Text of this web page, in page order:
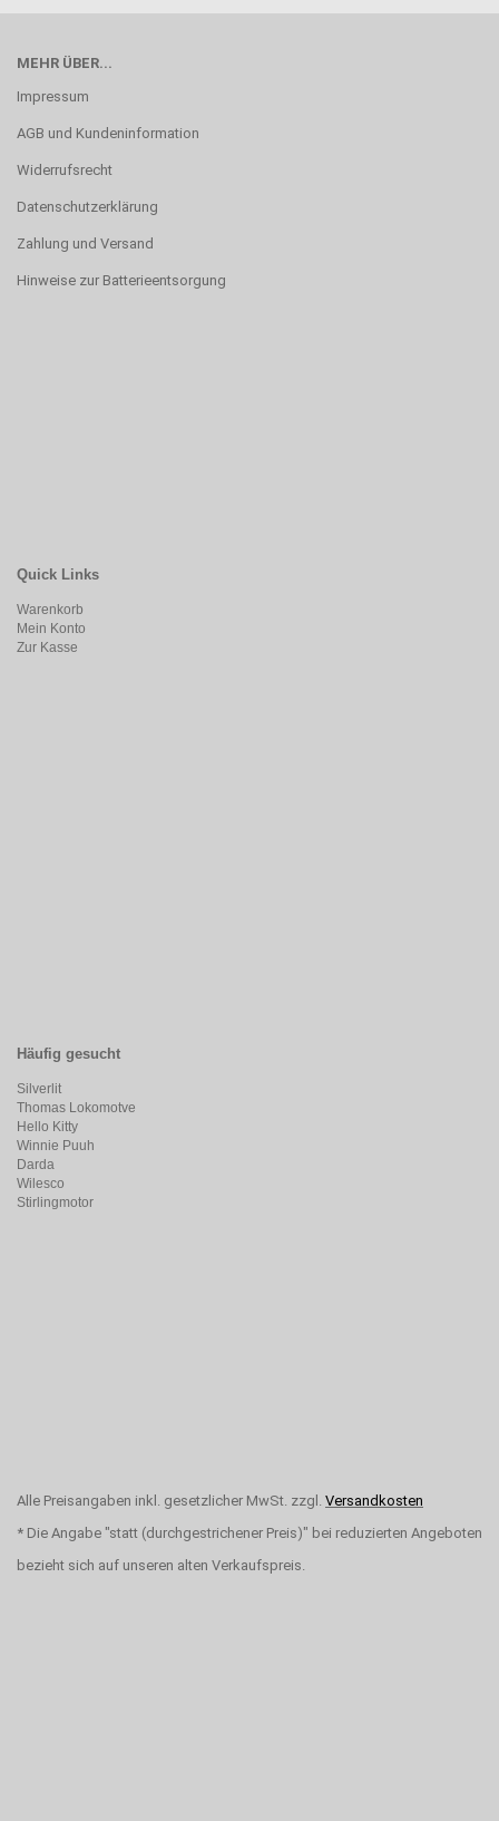
MEHR ÜBER...
Impressum
AGB und Kundeninformation
Widerrufsrecht
Datenschutzerklärung
Zahlung und Versand
Hinweise zur Batterieentsorgung
Quick Links
Warenkorb
Mein Konto
Zur Kasse
Häufig gesucht
Silverlit
Thomas Lokomotve
Hello Kitty
Winnie Puuh
Darda
Wilesco
Stirlingmotor
Alle Preisangaben inkl. gesetzlicher MwSt. zzgl. Versandkosten
* Die Angabe "statt (durchgestrichener Preis)" bei reduzierten Angeboten
bezieht sich auf unseren alten Verkaufspreis.